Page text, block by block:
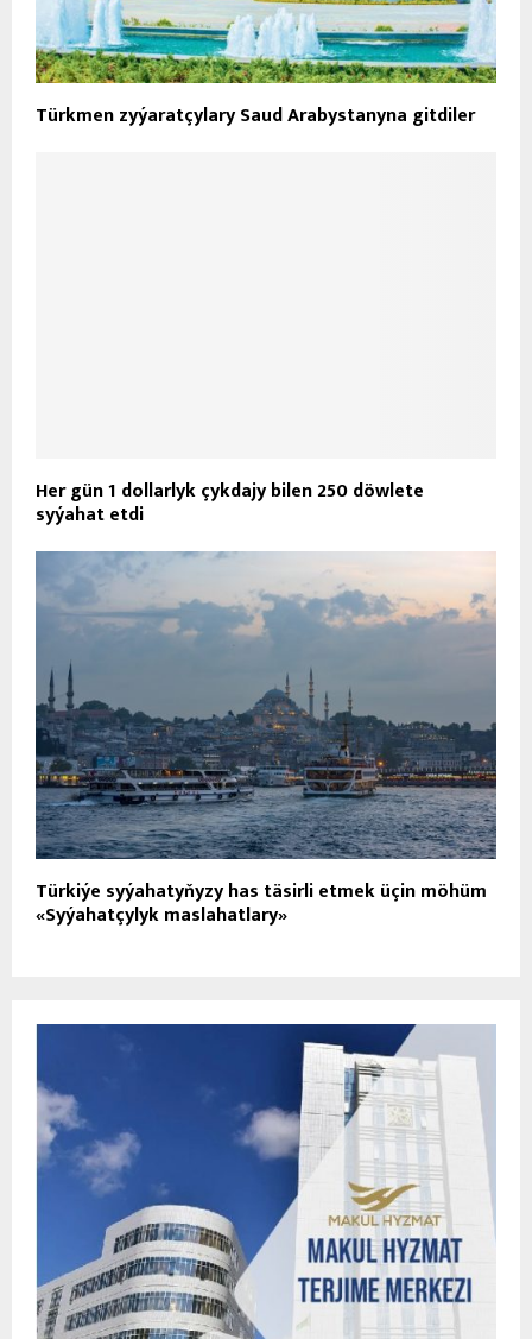
Türkmen zyýaratçylary Saud Arabystanyna gitdiler
Her gün 1 dollarlyk çykdajy bilen 250 döwlete
syýahat etdi
Türkiýe syýahatyňyzy has täsirli etmek üçin möhüm
«Syýahatçylyk maslahatlary»